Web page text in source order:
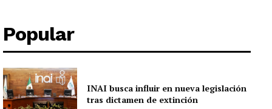
Popular
INAI busca influir en nueva legislación
tras dictamen de extinción